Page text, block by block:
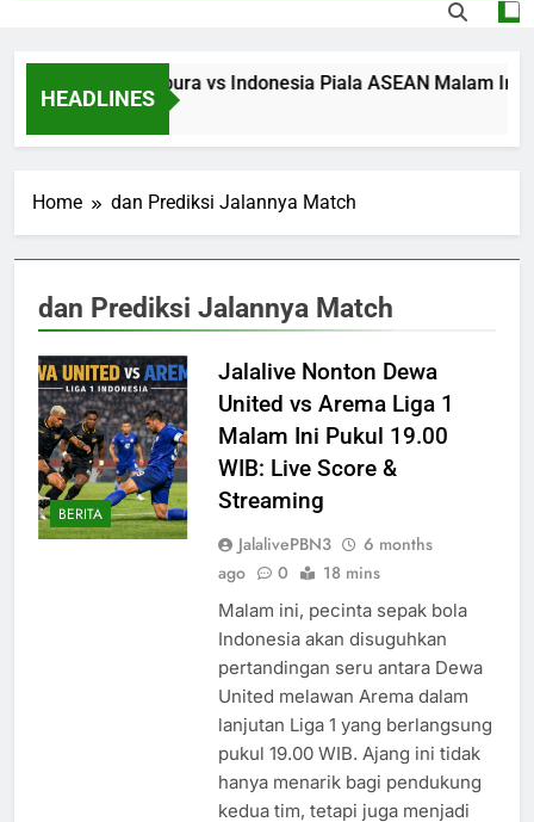
HEADLINES
Streaming Singapura vs Indonesia Piala ASEAN Malam Ini
15 Hours Ago
Home dan Prediksi Jalannya Match
dan Prediksi Jalannya Match
BERITA
Jalalive Nonton Dewa
United vs Arema Liga 1
Malam Ini Pukul 19.00
WIB: Live Score &
Streaming
JalalivePBN3
6 months
ago
0 18 mins
Malam ini, pecinta sepak bola
Indonesia akan disuguhkan
pertandingan seru antara Dewa
United melawan Arema dalam
lanjutan Liga 1 yang berlangsung
pukul 19.00 WIB. Ajang ini tidak
hanya menarik bagi pendukung
kedua tim, tetapi juga menjadi